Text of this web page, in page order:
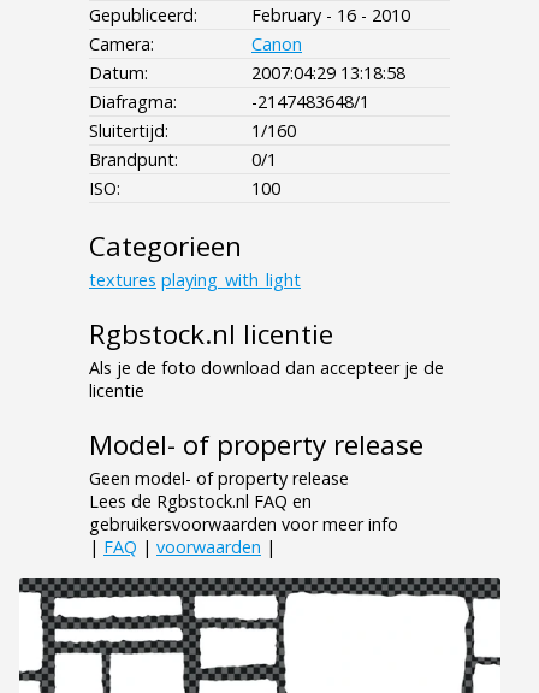
Gepubliceerd:
February - 16 - 2010
Camera:
Canon
Datum:
2007:04:29 13:18:58
Diafragma:
-2147483648/1
Sluitertijd:
1/160
Brandpunt:
0/1
ISO:
100
Categorieen
textures playing_with_light
Rgbstock.nl licentie
Als je de foto download dan accepteer je de
licentie
Model- of property release
Geen model- of property release
Lees de Rgbstock.nl FAQ en
gebruikersvoorwaarden voor meer info
| FAQ | voorwaarden |